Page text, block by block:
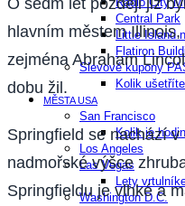
Central Park
Little Island
Flatiron
Slevové kupony
Kolik
MĚSTA USA
San Francisco
Kolik je
Los Angeles
Las Vegas
Lety
Washington D.C.
O sedm let později již
hlavním městem
zejména Abraham
dobu žil.
Springfield se nachází
nadmořské výšce
Springfieldu je vlhké a